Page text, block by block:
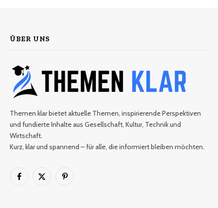
ÜBER UNS
Themen klar bietet aktuelle Themen, inspirierende Perspektiven
und fundierte Inhalte aus Gesellschaft, Kultur, Technik und
Wirtschaft.
Kurz, klar und spannend – für alle, die informiert bleiben möchten.
Facebook
X
Pinterest